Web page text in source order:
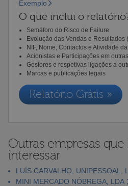
Exemplo
O que inclui o
Semáforo do Risco de Failure
Evolução das Vendas e Resultados
NIF, Nome, Contactos e Atividade
Acionistas e Participações em
Gestores e respetivas ligações a
Marcas e publicações legais
Relatório Grátis »
Outras empresas
interessar
LUÍS CARVALHO, UNIPESSOAL,
MINI MERCADO NÓBREGA, LDA